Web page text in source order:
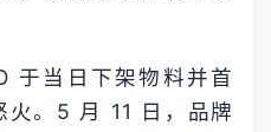
于当日下架物料并首
火。5 月 11 日，品牌